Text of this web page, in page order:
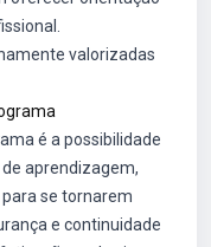
valorizadas
é a possibilidade
aprendizagem,
se tornarem
e continuidade